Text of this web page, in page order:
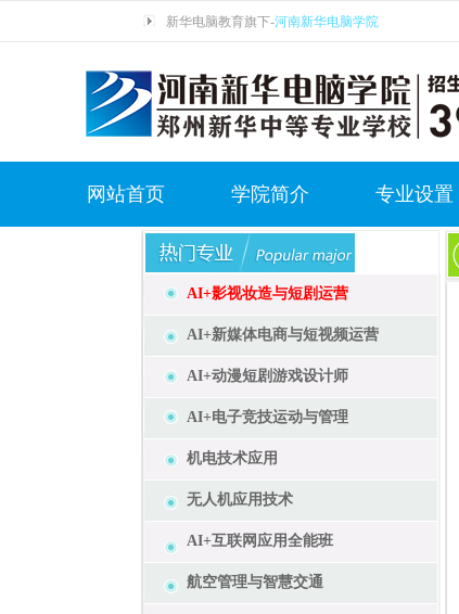
新华电脑教育旗下-河南新华电脑学院
网站首页 学院简介 专业设置
AI+影视妆造与短剧运营
AI+新媒体电商与短视频运营
AI+动漫短剧游戏设计师
AI+电子竞技运动与管理
机电技术应用
无人机应用技术
AI+互联网应用全能班
航空管理与智慧交通